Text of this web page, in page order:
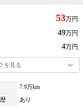
53万円
49万円
4万円
を見る
7.9万km
あり